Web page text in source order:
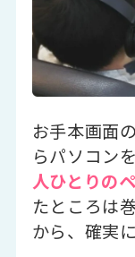
お手本画面
らパソコン
人ひとりの
たところは
から、確実